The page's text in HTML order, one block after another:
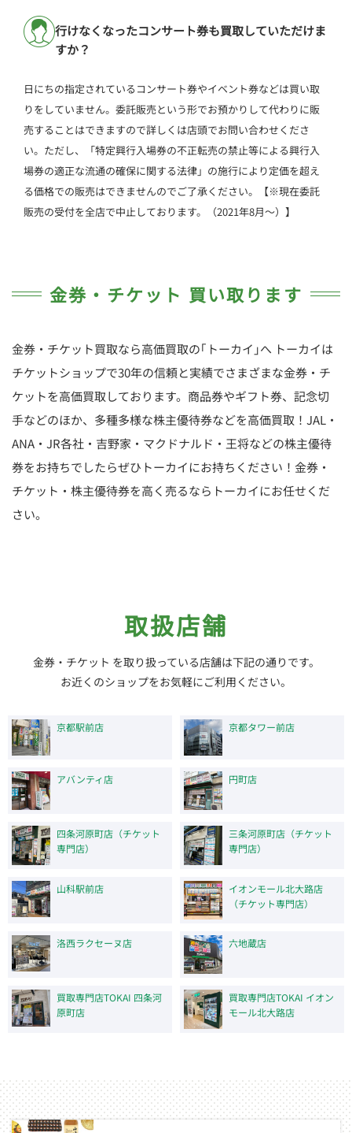
行けなくなったコンサート券も買取していただけま
すか？
日にちの指定されているコンサート券やイベント券などは買い取
りをしていません。委託販売という形でお預かりして代わりに販
売することはできますので詳しくは店頭でお問い合わせくださ
い。ただし、「特定興行入場券の不正転売の禁止等による興行入
場券の適正な流通の確保に関する法律」の施行により定価を超え
る価格での販売はできませんのでご了承ください。【※現在委託
販売の受付を全店で中止しております。（2021年8月～）】
金券・チケット 買い取ります
金券・チケット買取なら高価買取の｢トーカイ｣へ トーカイは
チケットショップで30年の信頼と実績でさまざまな金券・チ
ケットを高価買取しております。商品券やギフト券、記念切
手などのほか、多種多様な株主優待券などを高価買取！JAL・
ANA・JR各社・吉野家・マクドナルド・王将などの株主優待
券をお持ちでしたらぜひトーカイにお持ちください！金券・
チケット・株主優待券を高く売るならトーカイにお任せくだ
さい。
取扱店舗
金券・チケット を取り扱っている店舗は下記の通りです。
お近くのショップをお気軽にご利用ください。
京都駅前店 京都タワー前店
アバンティ店 円町店
四条河原町店（チケット
専門店）
三条河原町店（チケット
専門店）
山科駅前店
イオンモール北大路店
（チケット専門店）
洛西ラクセーヌ店 六地蔵店
買取専門店TOKAI 四条河
原町店
買取専門店TOKAI イオン
モール北大路店